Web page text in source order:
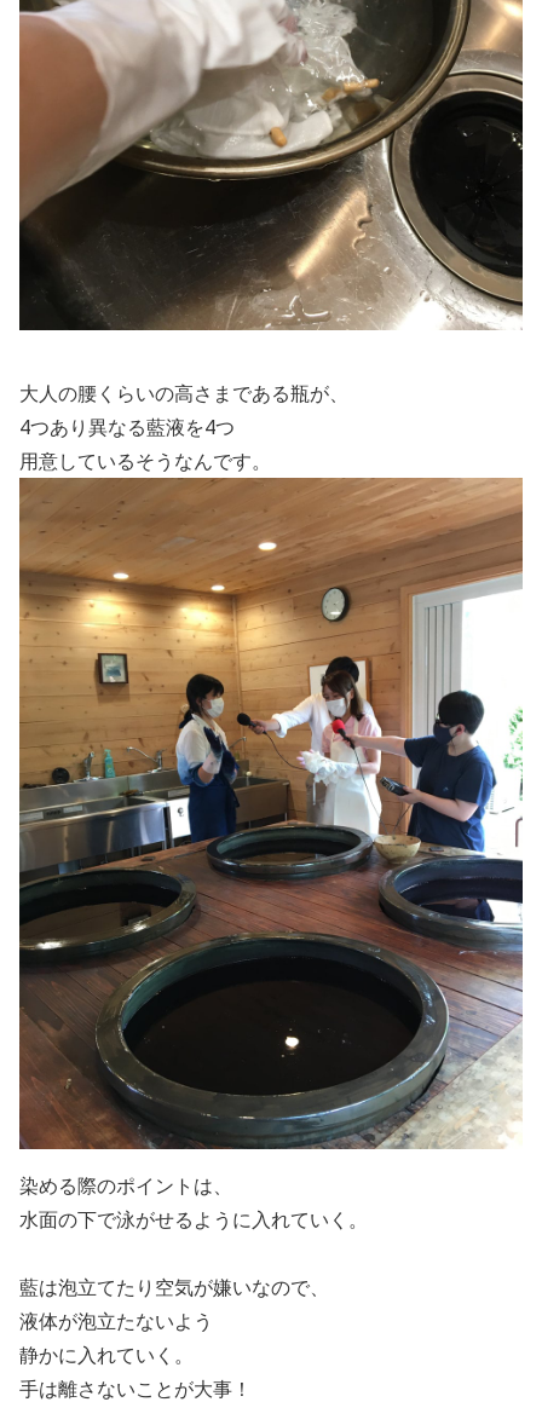
大人の腰くらいの高さまである瓶が、
4つあり異なる藍液を4つ
用意しているそうなんです。
染める際のポイントは、
水面の下で泳がせるように入れていく。
藍は泡立てたり空気が嫌いなので、
液体が泡立たないよう
静かに入れていく。
手は離さないことが大事！